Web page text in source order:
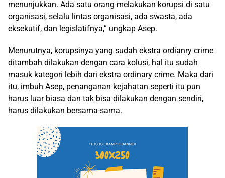
menunjukkan. Ada satu orang melakukan korupsi di satu
organisasi, selalu lintas organisasi, ada swasta, ada
eksekutif, dan legislatifnya,” ungkap Asep.
Menurutnya, korupsinya yang sudah ekstra ordianry crime
ditambah dilakukan dengan cara kolusi, hal itu sudah
masuk kategori lebih dari ekstra ordinary crime. Maka dari
itu, imbuh Asep, penanganan kejahatan seperti itu pun
harus luar biasa dan tak bisa dilakukan dengan sendiri,
harus dilakukan bersama-sama.